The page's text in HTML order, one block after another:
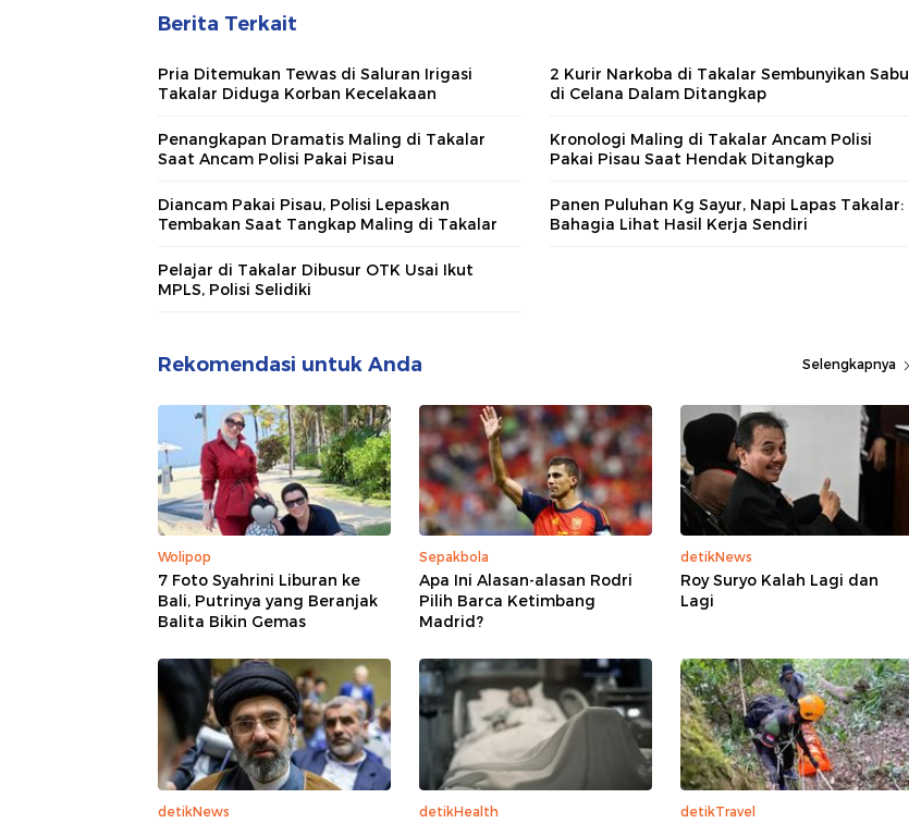
Berita Terkait
Pria Ditemukan Tewas di Saluran Irigasi
Takalar Diduga Korban Kecelakaan
2 Kurir Narkoba di Takalar Sembunyikan Sabu
di Celana Dalam Ditangkap
Penangkapan Dramatis Maling di Takalar
Saat Ancam Polisi Pakai Pisau
Kronologi Maling di Takalar Ancam Polisi
Pakai Pisau Saat Hendak Ditangkap
Diancam Pakai Pisau, Polisi Lepaskan
Tembakan Saat Tangkap Maling di Takalar
Panen Puluhan Kg Sayur, Napi Lapas Takalar:
Bahagia Lihat Hasil Kerja Sendiri
Pelajar di Takalar Dibusur OTK Usai Ikut
MPLS, Polisi Selidiki
Rekomendasi untuk Anda Selengkapnya
Wolipop
7 Foto Syahrini Liburan ke
Bali, Putrinya yang Beranjak
Balita Bikin Gemas
Sepakbola
Apa Ini Alasan-alasan Rodri
Pilih Barca Ketimbang
Madrid?
detikNews
Roy Suryo Kalah Lagi dan
Lagi
detikNews detikHealth detikTravel